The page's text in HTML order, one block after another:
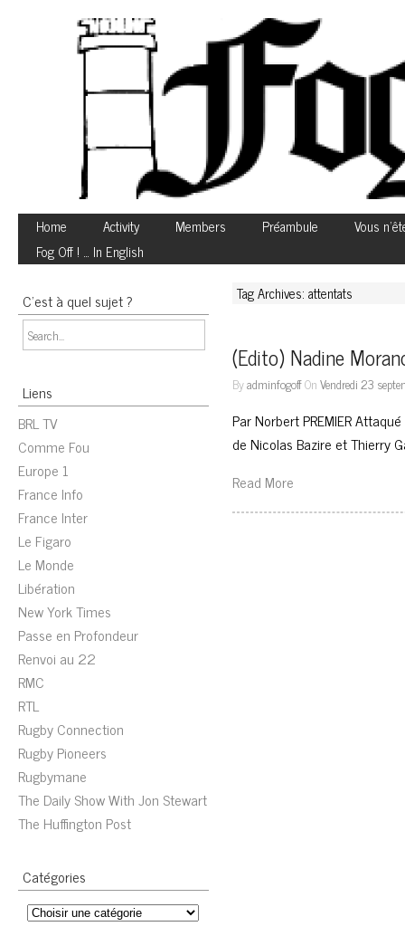
Home Activity Members Préambule
Vous
Fog Off ! … In English
C’est à quel sujet ?
Liens
BRL TV
Comme Fou
Europe 1
France Info
France Inter
Le Figaro
Le Monde
Libération
New York Times
Passe en Profondeur
Renvoi au 22
RMC
RTL
Rugby Connection
Rugby Pioneers
Rugbymane
The Daily Show With Jon Stewart
The Huffington Post
Catégories
Tag Archives: attentats
(Edito) Nadine
ByadminfogoffOnVendredi 23
Par Norbert PREMIER
de Nicolas Bazire et Thierry
Read More